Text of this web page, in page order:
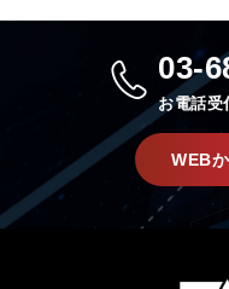
03-
お電話受
WEB